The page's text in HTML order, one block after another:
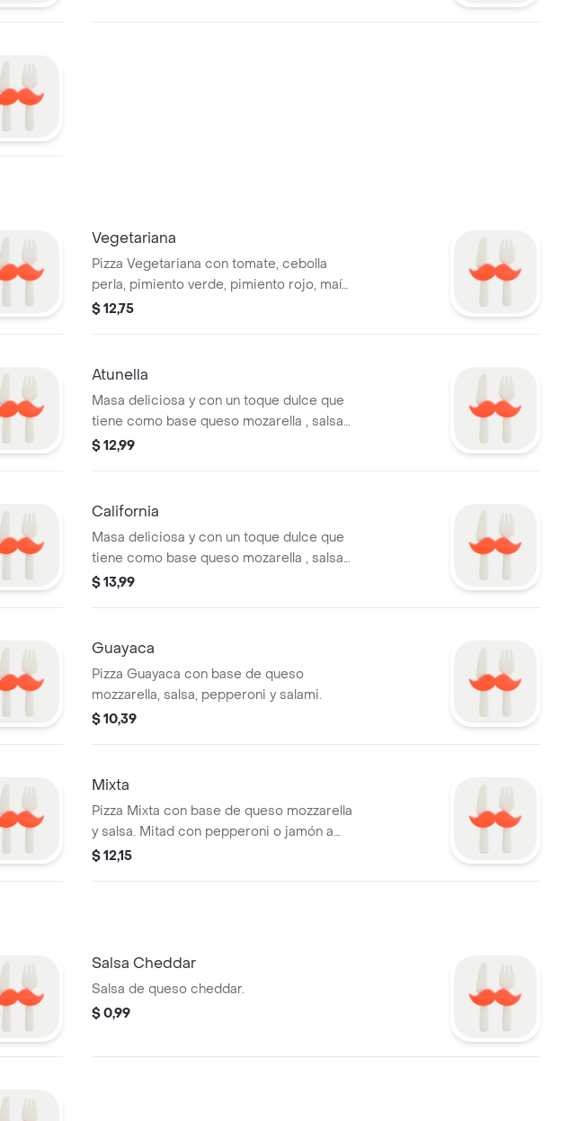
Vegetariana
Pizza Vegetariana con tomate, cebolla
perla, pimiento verde, pimiento rojo, maíz
dulce, champiñones y aceitunas negras.
$ 12,75
Atunella
Masa deliciosa y con un toque dulce que
tiene como base queso mozarella , salsa
al gusto , tomate cherry, pimiento verde ,
$ 12,99
California
Masa deliciosa y con un toque dulce que
tiene como base queso mozarella , salsa
al gusto , jamon , pollo, cebolla , aceituna ,
$ 13,99
Guayaca
Pizza Guayaca con base de queso
mozzarella, salsa, pepperoni y salami.
$ 10,39
Mixta
Pizza Mixta con base de queso mozzarella
y salsa. Mitad con pepperoni o jamón a
elección, y la otra mitad con piña.
$ 12,15
Salsa Cheddar
Salsa de queso cheddar.
$ 0,99